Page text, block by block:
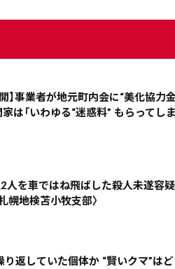
】事業者が地元町内会に“美化協
は「いわゆる“迷惑料” もらってし
2人を車ではね飛ばした殺人未遂容
幌地検苫小牧支部〉
り返していた個体か “賢いクマ”は
道東 全道
絞り込み検